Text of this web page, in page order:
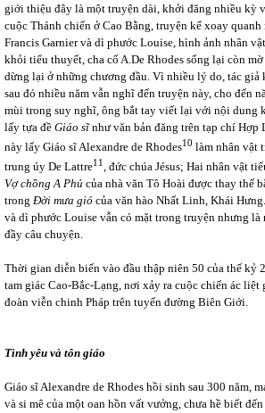
giới thiệu đây là một truyện dài, khởi đăng nhiều kỳ
cuộc Thánh chiến ở Cao Bằng, truyện kể xoay
Francis Garnier và dì phước Louise, hình ảnh nhân
khỏi tiểu thuyết, cha cố A.De Rhodes sống lại còn
dừng lại ở những chương đầu. Vì nhiều lý do, tác
sau đó nhiều năm vẫn nghĩ đến truyện này, cho đến
mùi trong suy nghĩ, ông bắt tay viết lại với nội dung
lấy tựa đề Giáo sĩnhư văn bản đăng trên tạp chí Hợp
này lấy Giáo sĩ Alexandre de Rhodes10 làm nhân vật
trung úy De Lattre11, đức chúa Jésus; Hai nhân vật
Vợ chồng A Phủ của nhà văn Tô Hoài được thay thế
trong Đời mưa gió của văn hào Nhất Linh, Khái
và dì phước Louise vẫn có mặt trong truyện nhưng là
đầy câu chuyện.
Thời gian diễn biến vào đầu thập niên 50 của thế kỷ
tam giác Cao-Bắc-Lạng, nơi xảy ra cuộc chiến ác
đoàn viễn chinh Pháp trên tuyến đường Biên Giới.
Tình yêu và tôn giáo
Giáo sĩ Alexandre de Rhodes hồi sinh sau 300 năm,
và si mê của một oan hồn vất vưởng, chưa hề biết